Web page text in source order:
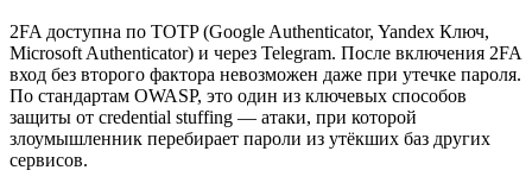
2FA доступна по TOTP (Google Authenticator, Yandex Ключ,
Microsoft Authenticator) и через Telegram. После включения 2FA
вход без второго фактора невозможен даже при утечке пароля.
По стандартам OWASP, это один из ключевых способов
защиты от credential stuffing — атаки, при которой
злоумышленник перебирает пароли из утёкших баз других
сервисов.